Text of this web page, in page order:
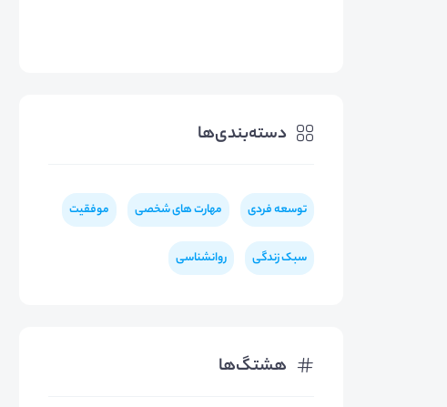
دسته‌بندی‌ها
توسعه فردی مهارت های شخصی موفقیت
سبک زندگی روانشناسی
هشتگ‌ها